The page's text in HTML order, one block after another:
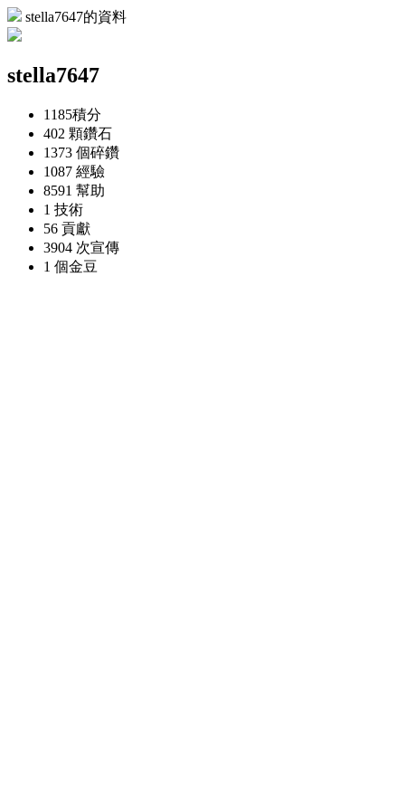
stella7647的資料
stella7647
1185積分
402 顆鑽石
1373 個碎鑽
1087 經驗
8591 幫助
1 技術
56 貢獻
3904 次宣傳
1 個金豆